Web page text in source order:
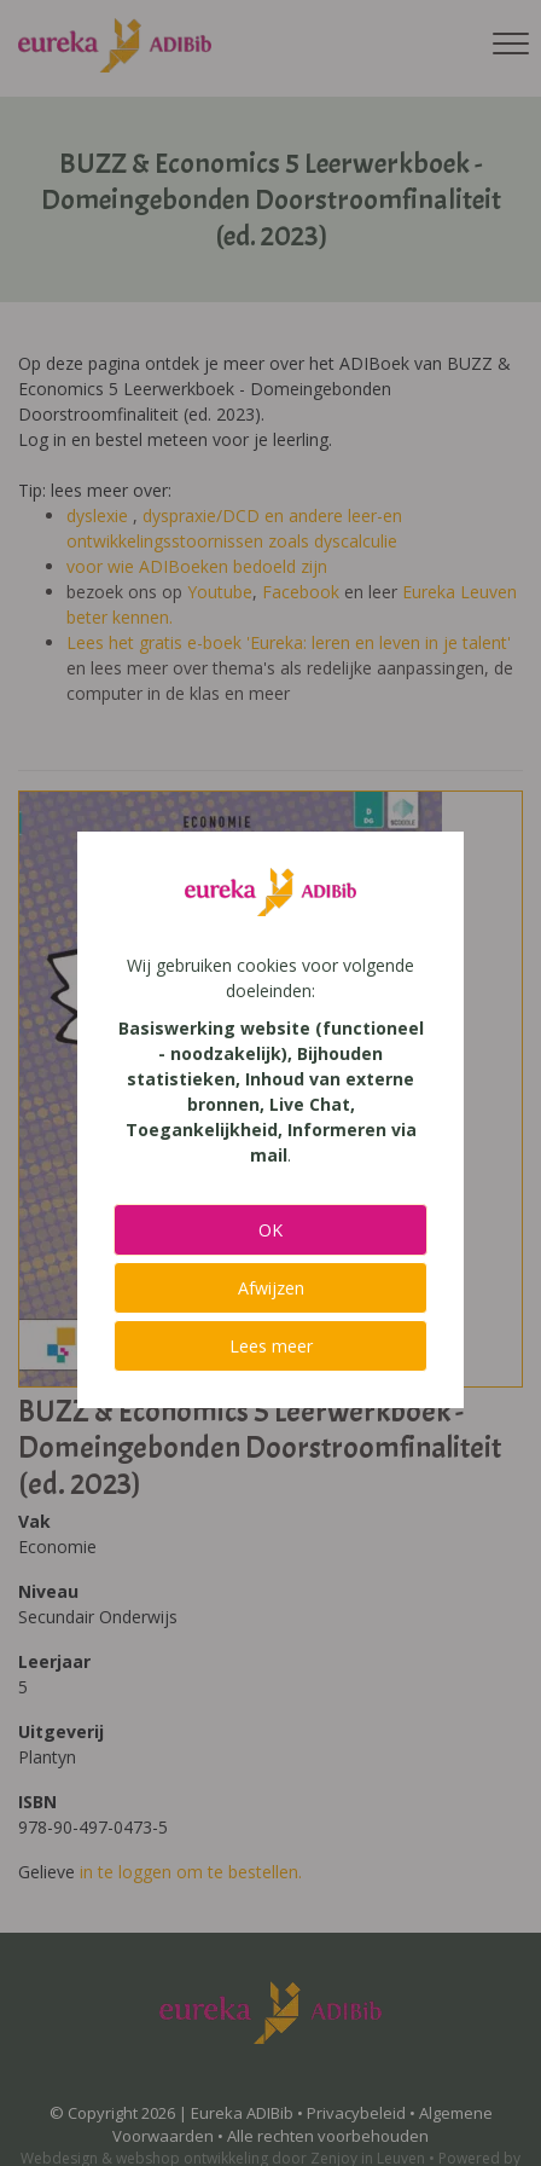
BUZZ & Economics 5 Leerwerkboek -
Domeingebonden Doorstroomfinaliteit
(ed. 2023)
Op deze pagina ontdek je meer over het ADIBoek van BUZZ &
Economics 5 Leerwerkboek - Domeingebonden
Doorstroomfinaliteit (ed. 2023).
Log in en bestel meteen voor je leerling.
Tip: lees meer over:
dyslexie , dyspraxie/DCD en andere leer-en
ontwikkelingsstoornissen zoals dyscalculie
voor wie ADIBoeken bedoeld zijn
bezoek ons op Youtube, Facebook en leer Eureka Leuven
beter kennen.
Lees het gratis e-boek 'Eureka: leren en leven in je talent'
en lees meer over thema's als redelijke aanpassingen, de
computer in de klas en meer
BUZZ & Economics 5 Leerwerkboek -
Domeingebonden Doorstroomfinaliteit
(ed. 2023)
Vak
Economie
Niveau
Secundair Onderwijs
Leerjaar
5
Uitgeverij
Plantyn
ISBN
978-90-497-0473-5
Gelieve in te loggen om te bestellen.
© Copyright 2026 | Eureka ADIBib • Privacybeleid • Algemene
Voorwaarden • Alle rechten voorbehouden
Webdesign & webshop ontwikkeling door Zenjoy in Leuven • Powered by
Wij gebruiken cookies voor volgende
doeleinden:
Basiswerking website (functioneel
- noodzakelijk), Bijhouden
statistieken, Inhoud van externe
bronnen, Live Chat,
Toegankelijkheid, Informeren via
mail.
OK
Afwijzen
Lees meer